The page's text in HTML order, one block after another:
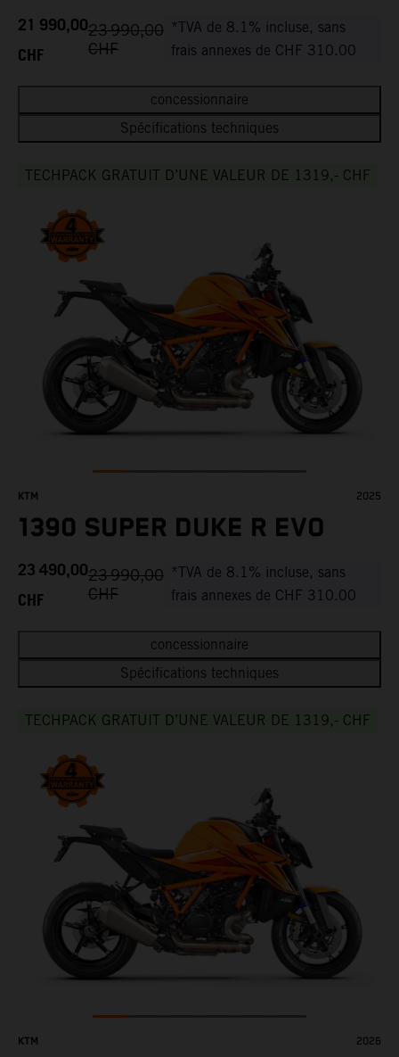
21 990,00
CHF
23 990,00
CHF
*TVA de 8.1% incluse, sans
frais annexes de CHF 310.00
concessionnaire
Spécifications techniques
TECHPACK GRATUIT D’UNE VALEUR DE 1319,- CHF
KTM 2025
1390 SUPER DUKE R EVO
23 490,00
CHF
23 990,00
CHF
*TVA de 8.1% incluse, sans
frais annexes de CHF 310.00
concessionnaire
Spécifications techniques
TECHPACK GRATUIT D’UNE VALEUR DE 1319,- CHF
KTM 2026